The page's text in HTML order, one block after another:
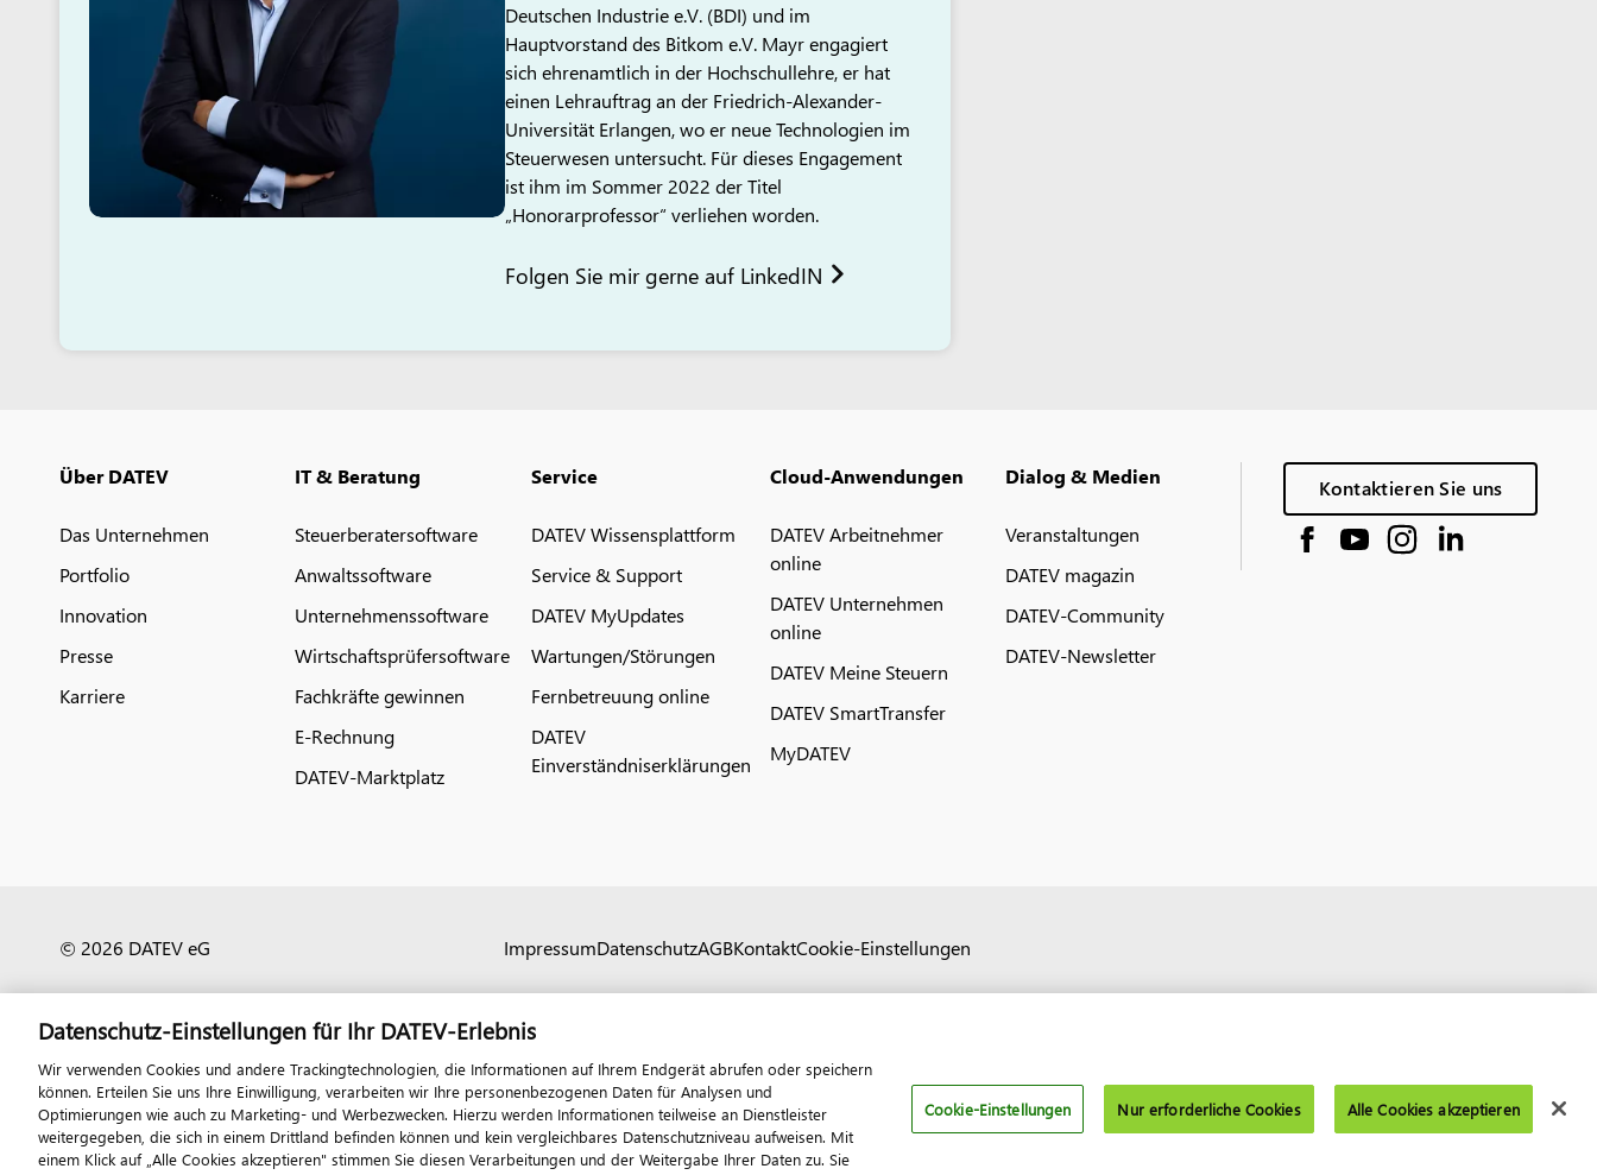
Deutschen Industrie e.V. (BDI) und im
Hauptvorstand des Bitkom e.V. Mayr engagiert
sich ehrenamtlich in der Hochschullehre, er hat
einen Lehrauftrag an der Friedrich-Alexander-
Universität Erlangen, wo er neue Technologien im
Steuerwesen untersucht. Für dieses Engagement
ist ihm im Sommer 2022 der Titel
„Honorarprofessor“ verliehen worden.
Folgen Sie mir gerne auf LinkedIN
Über DATEV
Das Unternehmen
Portfolio
Innovation
Presse
Karriere
IT & Beratung
Steuerberatersoftware
Anwaltssoftware
Unternehmenssoftware
Wirtschaftsprüfersoftware
Fachkräfte gewinnen
E-Rechnung
DATEV-Marktplatz
Service
DATEV Wissensplattform
Service & Support
DATEV MyUpdates
Wartungen/Störungen
Fernbetreuung online
DATEV
Einverständniserklärungen
Cloud-Anwendungen
DATEV Arbeitnehmer
online
DATEV Unternehmen
online
DATEV Meine Steuern
DATEV SmartTransfer
MyDATEV
Dialog & Medien
Veranstaltungen
DATEV magazin
DATEV-Community
DATEV-Newsletter
Kontaktieren Sie uns
© 2026 DATEV eG ImpressumDatenschutzAGBKontaktCookie-Einstellungen
Datenschutz-Einstellungen für Ihr DATEV-Erlebnis
Wir verwenden Cookies und andere Trackingtechnologien, die Informationen auf Ihrem Endgerät abrufen oder speichern
können. Erteilen Sie uns Ihre Einwilligung, verarbeiten wir Ihre personenbezogenen Daten für Analysen und
Optimierungen wie auch zu Marketing- und Werbezwecken. Hierzu werden Informationen teilweise an Dienstleister
weitergegeben, die sich in einem Drittland befinden können und kein vergleichbares Datenschutzniveau aufweisen. Mit
einem Klick auf „Alle Cookies akzeptieren" stimmen Sie diesen Verarbeitungen und der Weitergabe Ihrer Daten zu. Sie
Cookie-Einstellungen Nur erforderliche Cookies Alle Cookies akzeptieren